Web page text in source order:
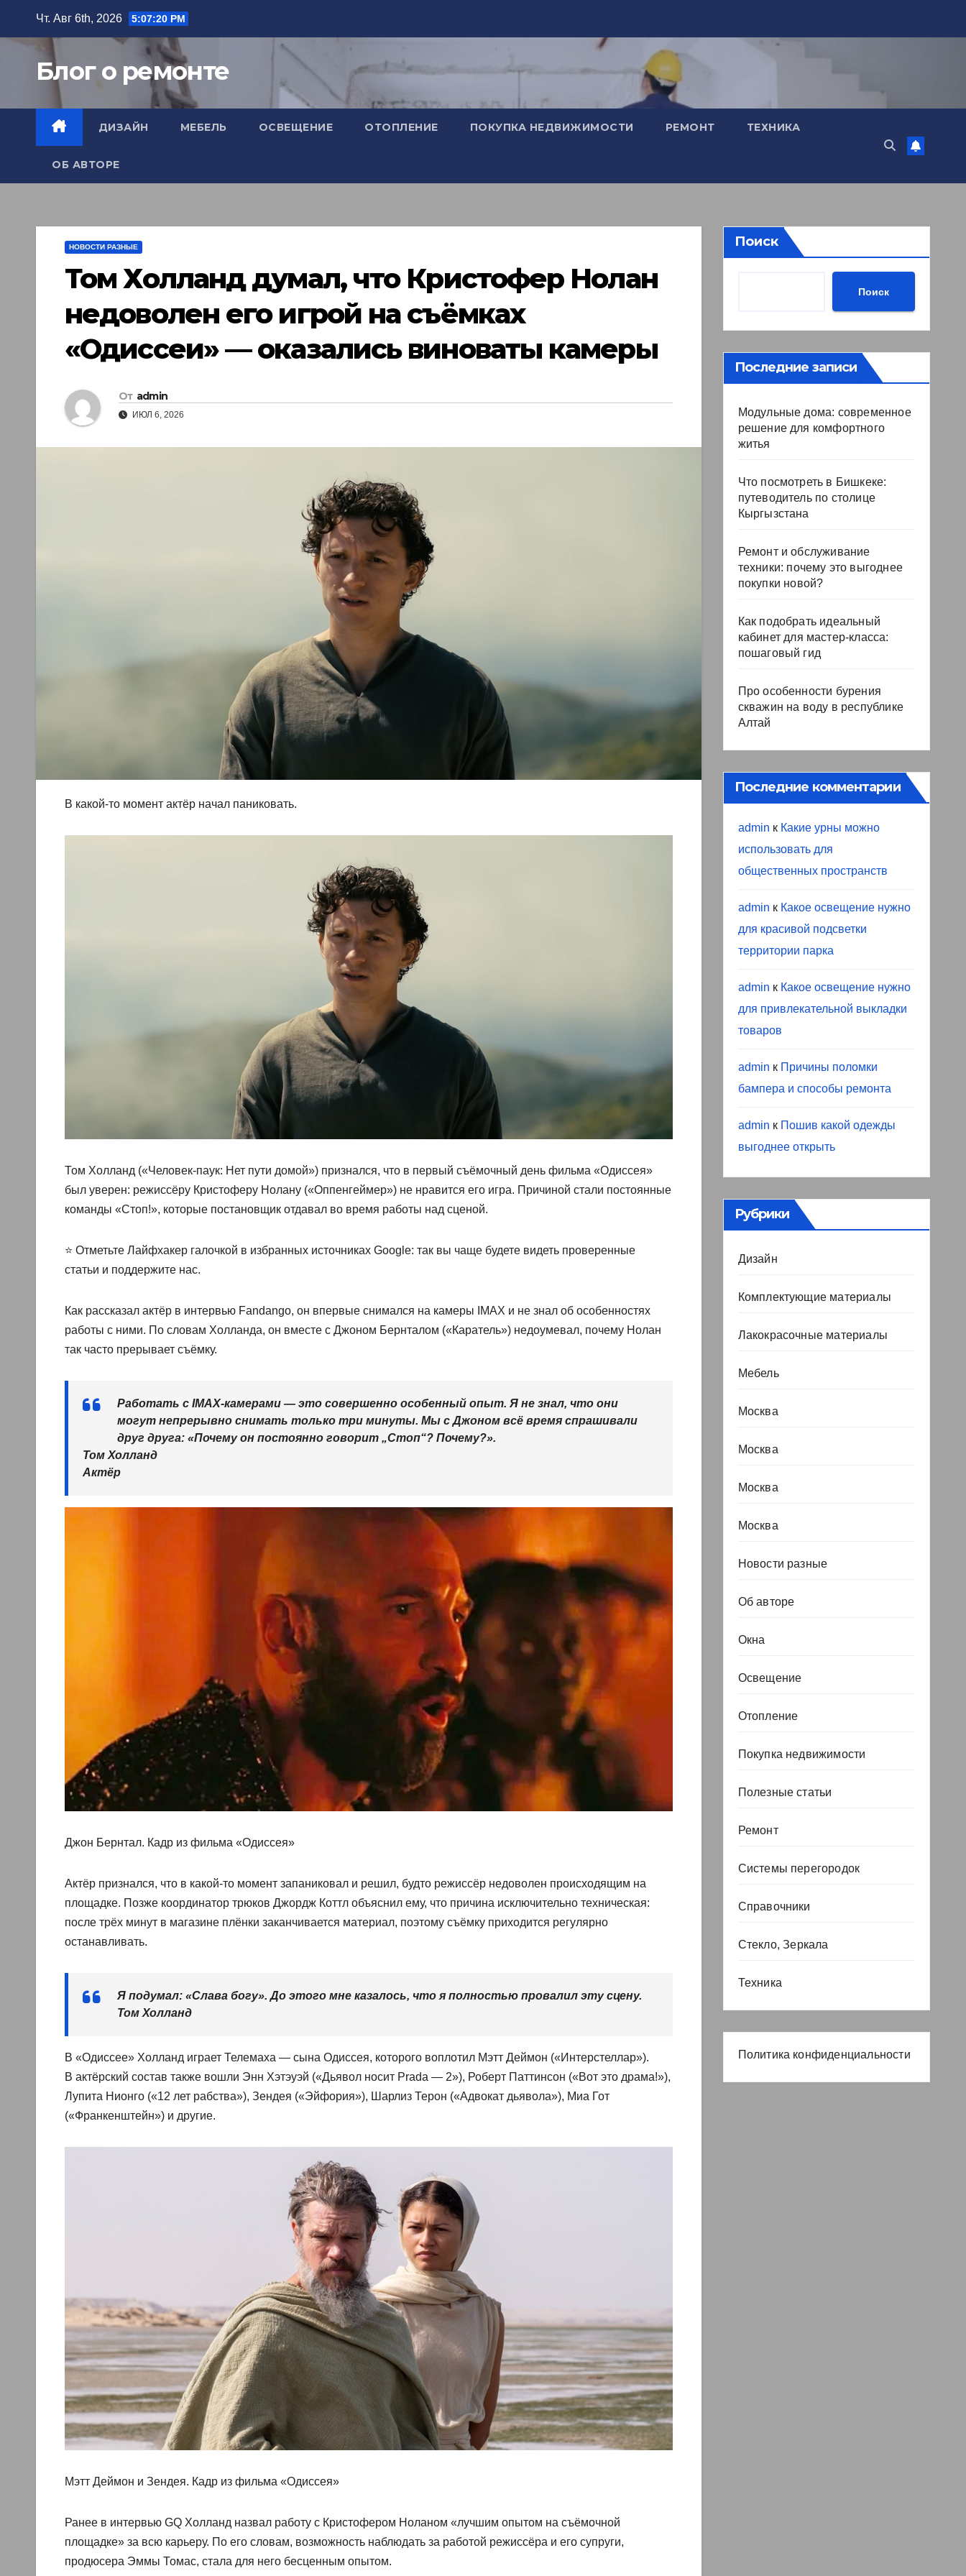
содержимому
Чт. Авг 6th, 2026 5:07:21 PM
Блог о ремонте
ДИЗАЙН МЕБЕЛЬ ОСВЕЩЕНИЕ ОТОПЛЕНИЕ ПОКУПКА НЕДВИЖИМОСТИ РЕМОНТ ТЕХНИКА
ОБ АВТОРЕ
НОВОСТИ РАЗНЫЕ
Том Холланд думал, что Кристофер Нолан
недоволен его игрой на съёмках
«Одиссеи» — оказались виноваты камеры
От admin
ИЮЛ 6, 2026
В какой-то момент актёр начал паниковать.
Том Холланд («Человек-паук: Нет пути домой») признался, что в первый съёмочный день фильма «Одиссея»
был уверен: режиссёру Кристоферу Нолану («Оппенгеймер») не нравится его игра. Причиной стали постоянные
команды «Стоп!», которые постановщик отдавал во время работы над сценой.
⭐ Отметьте Лайфхакер галочкой в избранных источниках Google: так вы чаще будете видеть проверенные
статьи и поддержите нас.
Как рассказал актёр в интервью Fandango, он впервые снимался на камеры IMAX и не знал об особенностях
работы с ними. По словам Холланда, он вместе с Джоном Бернталом («Каратель») недоумевал, почему Нолан
так часто прерывает съёмку.
Работать с IMAX-камерами — это совершенно особенный опыт. Я не знал, что они
могут непрерывно снимать только три минуты. Мы с Джоном всё время спрашивали
друг друга: «Почему он постоянно говорит „Стоп“? Почему?».
Том Холланд
Актёр
Джон Бернтал. Кадр из фильма «Одиссея»
Актёр признался, что в какой-то момент запаниковал и решил, будто режиссёр недоволен происходящим на
площадке. Позже координатор трюков Джордж Коттл объяснил ему, что причина исключительно техническая:
после трёх минут в магазине плёнки заканчивается материал, поэтому съёмку приходится регулярно
останавливать.
Я подумал: «Слава богу». До этого мне казалось, что я полностью провалил эту сцену.
Том Холланд
В «Одиссее» Холланд играет Телемаха — сына Одиссея, которого воплотил Мэтт Деймон («Интерстеллар»).
В актёрский состав также вошли Энн Хэтэуэй («Дьявол носит Prada — 2»), Роберт Паттинсон («Вот это драма!»),
Лупита Нионго («12 лет рабства»), Зендея («Эйфория»), Шарлиз Терон («Адвокат дьявола»), Миа Гот
(«Франкенштейн») и другие.
Мэтт Деймон и Зендея. Кадр из фильма «Одиссея»
Ранее в интервью GQ Холланд назвал работу с Кристофером Ноланом «лучшим опытом на съёмочной
площадке» за всю карьеру. По его словам, возможность наблюдать за работой режиссёра и его супруги,
продюсера Эммы Томас, стала для него бесценным опытом.
Поиск
Поиск
Последние записи
Модульные дома: современное
решение для комфортного
житья
Что посмотреть в Бишкеке:
путеводитель по столице
Кыргызстана
Ремонт и обслуживание
техники: почему это выгоднее
покупки новой?
Как подобрать идеальный
кабинет для мастер-класса:
пошаговый гид
Про особенности бурения
скважин на воду в республике
Алтай
Последние комментарии
admin к Какие урны можно
использовать для
общественных пространств
admin к Какое освещение нужно
для красивой подсветки
территории парка
admin к Какое освещение нужно
для привлекательной выкладки
товаров
admin к Причины поломки
бампера и способы ремонта
admin к Пошив какой одежды
выгоднее открыть
Рубрики
Дизайн
Комплектующие материалы
Лакокрасочные материалы
Мебель
Москва
Москва
Москва
Москва
Новости разные
Об авторе
Окна
Освещение
Отопление
Покупка недвижимости
Полезные статьи
Ремонт
Системы перегородок
Справочники
Стекло, Зеркала
Техника
Политика конфиденциальности